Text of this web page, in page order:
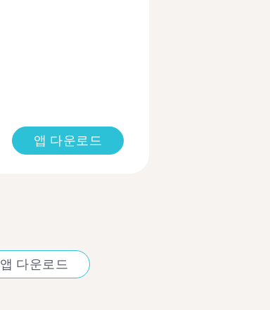
앱 다운로드
앱 다운로드